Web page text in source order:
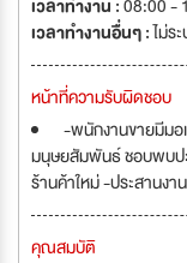
เวลาทำงาน :08:00 -
เวลาทำงานอื่นๆ :ไม่ร
หน้าที่ความรับผิดชอบ
-พนักงานขายมีมอ
มนุษยสัมพันธ์ ชอบพบป
ร้านค้าใหม่ -ประสานง
คุณสมบัติ